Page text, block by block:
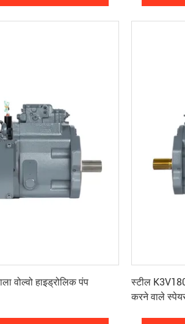
वोल्वो हाइड्रोलिक पंप
स्टील
करने वाले